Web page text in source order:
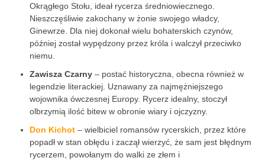
Okrągłego Stołu, ideał rycerza średniowiecznego.
Nieszczęśliwie zakochany w żonie swojego władcy,
Ginewrze. Dla niej dokonał wielu bohaterskich czynów,
później został wypędzony przez króla i walczył przeciwko
niemu.
Zawisza Czarny – postać historyczna, obecna również w
legendzie literackiej. Uznawany za najmężniejszego
wojownika ówczesnej Europy. Rycerz idealny, stoczył
olbrzymią ilość bitew w obronie wiary i ojczyzny.
Don Kichot – wielbiciel romansów rycerskich, przez które
popadł w stan obłędu i zaczął wierzyć, że sam jest błędnym
rycerzem, powołanym do walki ze złem i